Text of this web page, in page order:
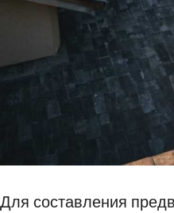
Для составления